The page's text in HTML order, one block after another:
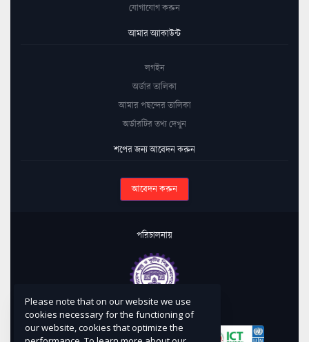
যোগাযোগ করুন
আমার অ্যাকাউন্ট
লগইন
অর্ডার তালিকা
আমার পছন্দের তালিকা
অর্ডারটির তথ্য দেখুন
শপের জন্য আবেদন করুন
আবেদন করুন
পরিচালনায়
কারিগরি সহায়তায়
Please note that on our website we use
cookies necessary for the functioning of
our website, cookies that optimize the